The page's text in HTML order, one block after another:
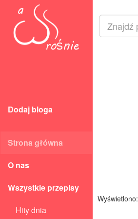
Dodaj bloga
Strona główna
O nas
Wszystkie przepisy
Hity dnia
Wyświetlono: